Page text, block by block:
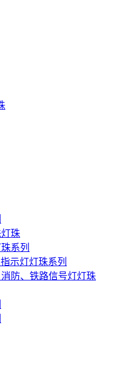
珠
系列
示灯灯珠系列
防、铁路信号灯灯珠